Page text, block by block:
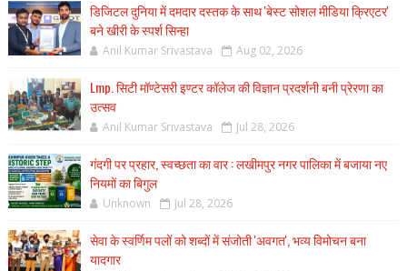
डिजिटल दुनिया में दमदार दस्तक के साथ 'बेस्ट सोशल मीडिया क्रिएटर'
बने खीरी के स्पर्श सिन्हा
Anil Kumar Srivastava Aug 02, 2026
Lmp. सिटी मॉण्टेसरी इण्टर कॉलेज की विज्ञान प्रदर्शनी बनी प्रेरणा का
उत्सव
Anil Kumar Srivastava Jul 28, 2026
गंदगी पर प्रहार, स्वच्छता का वार : लखीमपुर नगर पालिका में बजाया नए
नियमों का बिगुल
Unknown Jul 28, 2026
सेवा के स्वर्णिम पलों को शब्दों में संजोती 'अवगत', भव्य विमोचन बना
यादगार